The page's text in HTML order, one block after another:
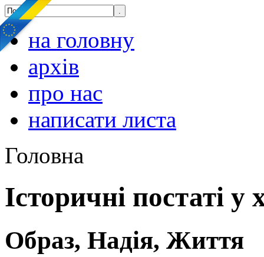
на головну
архів
про нас
написати листа
Головна
Історичні постаті у
Образ, Надія, Життя